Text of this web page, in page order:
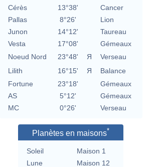
Cérès
13°38'
Cancer
Pallas
8°26'
Lion
Junon
14°12'
Taureau
Vesta
17°08'
Gémeaux
Noeud Nord
23°48' Я
Verseau
Lilith
16°15' Я
Balance
Fortune
23°18'
Gémeaux
AS
5°12'
Gémeaux
MC
0°26' Verseau
Planètes en maisons*
Soleil
Maison 1
Lune
Maison 12